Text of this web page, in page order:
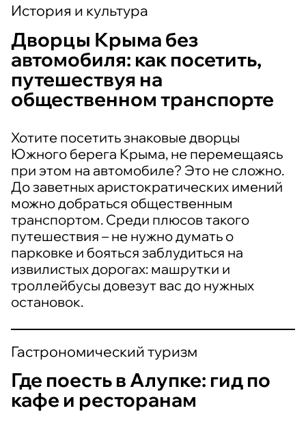
История и культура
Дворцы Крыма без
автомобиля: как посетить,
путешествуя на
общественном транспорте
Хотите посетить знаковые дворцы
Южного берега Крыма, не перемещаясь
при этом на автомобиле? Это не сложно.
До заветных аристократических имений
можно добраться общественным
транспортом. Среди плюсов такого
путешествия – не нужно думать о
парковке и бояться заблудиться на
извилистых дорогах: машрутки и
троллейбусы довезут вас до нужных
остановок.
Гастрономический туризм
Где поесть в Алупке: гид по
кафе и ресторанам